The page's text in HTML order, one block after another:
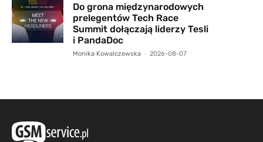
Do grona międzynarodowych
prelegentów Tech Race
Summit dołączają liderzy Tesli
i PandaDoc
Monika Kowalczewska - 2026-08-07